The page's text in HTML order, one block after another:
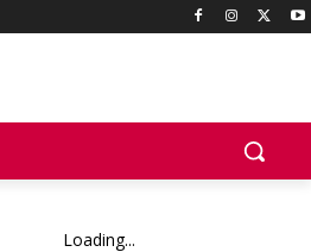
Loading...